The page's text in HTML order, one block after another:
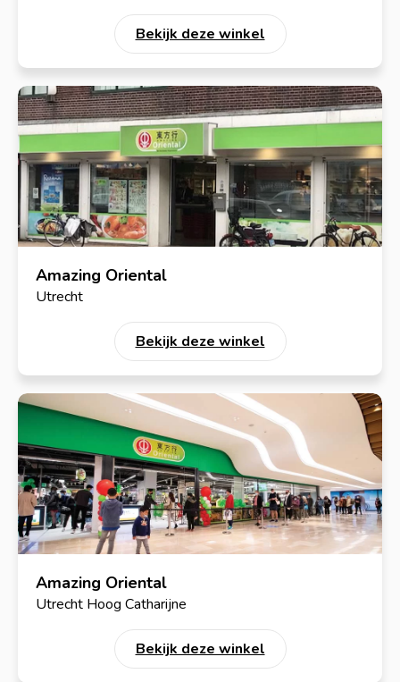
Bekijk deze winkel
Amazing Oriental
Utrecht
Bekijk deze winkel
Amazing Oriental
Utrecht Hoog Catharijne
Bekijk deze winkel